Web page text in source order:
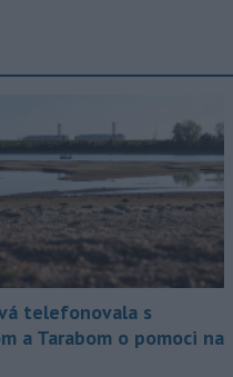
telefonovala s
a Tarabom o pomoci na